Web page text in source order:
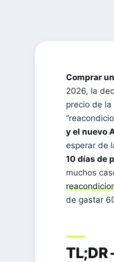
Comprar
2026, la
precio de
y el nuevo
esperar de
10 días de
muchos
de gastar